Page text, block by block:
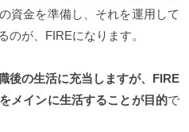
資金を準備し、それを運用して
のが、FIREになります。
後の生活に充当しますが、FIRE
メインに生活することが目的で